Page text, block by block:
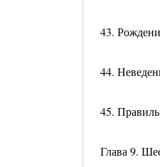
43.
44.
45.
Глава 9.